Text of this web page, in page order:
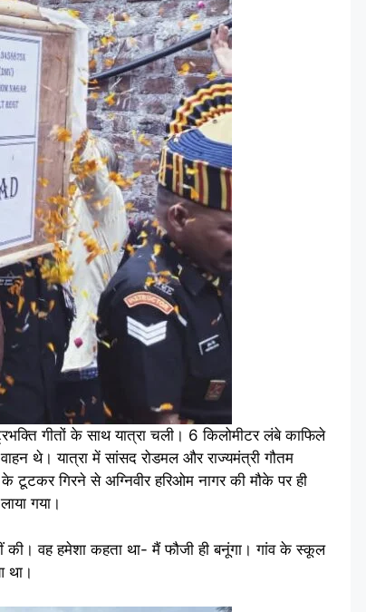
गीतों के साथ यात्रा चली। 6 किलोमीटर लंबे काफिले
थे। यात्रा में सांसद रोडमल और राज्यमंत्री गौतम
टूटकर गिरने से अग्निवीर हरिओम नागर की मौके पर ही
गया।
की। वह हमेशा कहता था- मैं फौजी ही बनूंगा। गांव के स्कूल
था।